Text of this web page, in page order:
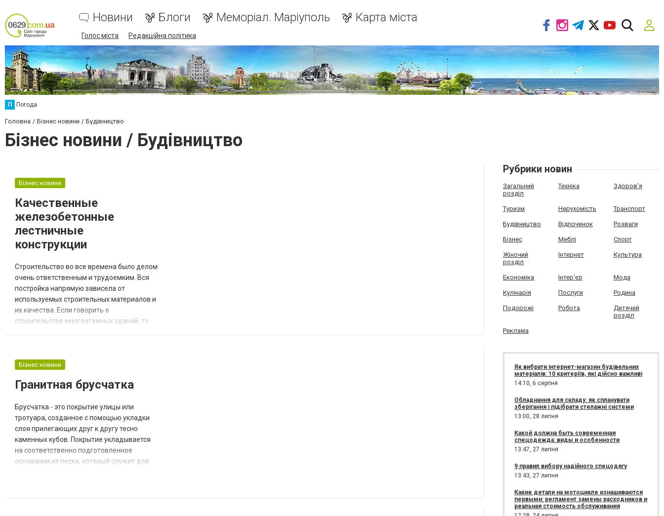
Новини Блоги Меморіал. Маріуполь Карта міста
Голос міста Редакційна політика
П Погода
Головна Бізнес новини Будівництво
Бізнес новини / Будівництво
Бізнес новини
Качественные
железобетонные
лестничные
конструкции
Строительство во все времена было делом
очень ответственным и трудоемким. Вся
постройка напрямую зависела от
используемых строительных материалов и
их качества. Если говорить о
строительстве многоэтажных зданий, то
и доставкой строительных материалов по
приобрести следующие железобетонные
Бізнес новини
Гранитная брусчатка
Брусчатка - это покрытие улицы или
тротуара, созданное с помощью укладки
слоя прилегающих друг к другу тесно
каменных кубов. Покрытие укладывается
на соответственно подготовленное
основании из песка, который служит для
Рубрики новин
Загальний
розділ
Техніка Здоров'я
Туризм Нерухомість Транспорт
Будівництво Відпочинок Розваги
Бізнес Меблі Спорт
Жіночий
розділ
Інтернет Культура
Економіка Інтер'єр Мода
Кулінарія Послуги Родина
Подорожі Робота
Дитячий
розділ
Реклама
Як вибрати інтернет-магазин будівельних
матеріалів: 10 критеріїв, які дійсно важливі
14:10, 6 серпня
Обладнання для складу: як спланувати
зберігання і підібрати стелажні системи
13:00, 28 липня
Какой должна быть современная
спецодежда: виды и особенности
13:47, 27 липня
9 правил вибору надійного спецодягу
13:43, 27 липня
Какие детали на мотоцикле изнашиваются
первыми: регламент замены расходников и
реальная стоимость обслуживания